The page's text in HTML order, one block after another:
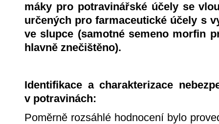
máky pro potravinářské účely se
určených pro farmaceutické účely s
ve slupce (samotné semeno morfin
hlavně znečištěno).
Identifikace a charakterizace
v potravinách:
Poměrně rozsáhlé hodnocení bylo